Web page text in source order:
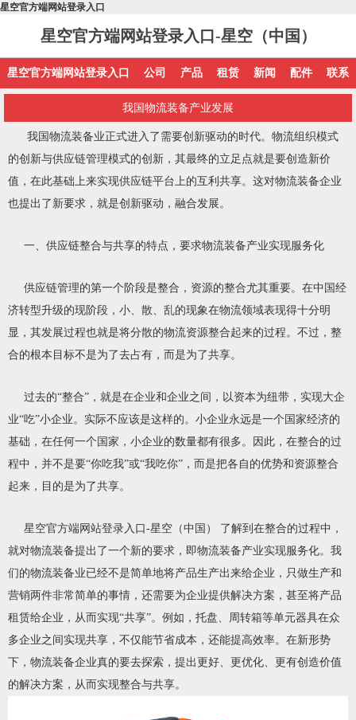
星空官方端网站登录入口
星空官方端网站登录入口-星空（中国）
星空官方端网站登录入口 公司 产品 租赁 新闻 配件 联系
我国物流装备产业发展
我国物流装备业正式进入了需要创新驱动的时代。物流组织模式
的创新与供应链管理模式的创新，其最终的立足点就是要创造新价
值，在此基础上来实现供应链平台上的互利共享。这对物流装备企业
也提出了新要求，就是创新驱动，融合发展。
一、供应链整合与共享的特点，要求物流装备产业实现服务化
供应链管理的第一个阶段是整合，资源的整合尤其重要。在中国经
济转型升级的现阶段，小、散、乱的现象在物流领域表现得十分明
显，其发展过程也就是将分散的物流资源整合起来的过程。不过，整
合的根本目标不是为了去占有，而是为了共享。
过去的“整合”，就是在企业和企业之间，以资本为纽带，实现大企
业“吃”小企业。实际不应该是这样的。小企业永远是一个国家经济的
基础，在任何一个国家，小企业的数量都有很多。因此，在整合的过
程中，并不是要“你吃我”或“我吃你”，而是把各自的优势和资源整合
起来，目的是为了共享。
星空官方端网站登录入口-星空（中国） 了解到在整合的过程中，
就对物流装备提出了一个新的要求，即物流装备产业实现服务化。我
们的物流装备业已经不是简单地将产品生产出来给企业，只做生产和
营销两件非常简单的事情，还需要为企业提供解决方案，甚至将产品
租赁给企业，从而实现“共享”。例如，托盘、周转箱等单元器具在众
多企业之间实现共享，不仅能节省成本，还能提高效率。在新形势
下，物流装备企业真的要去探索，提出更好、更优化、更有创造价值
的解决方案，从而实现整合与共享。